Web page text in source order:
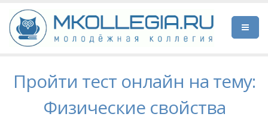
Пройти тест онлайн на тему:
Физические свойства